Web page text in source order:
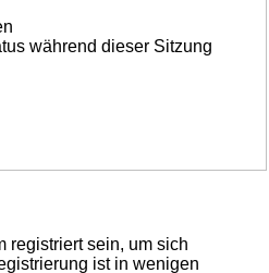
während dieser Sitzung
registriert sein, um sich
ist in wenigen